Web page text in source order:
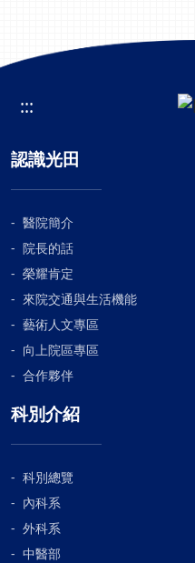
:::
認識光田
醫院簡介
院長的話
榮耀肯定
來院交通與生活機能
藝術人文專區
向上院區專區
合作夥伴
科別介紹
科別總覽
內科系
外科系
中醫部